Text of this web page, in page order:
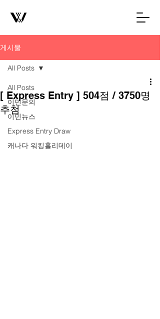
게시물
All Posts
이민문의
이민뉴스
Express Entry Draw
캐나다 워킹홀리데이
All Posts
[ Express Entry ] 504점 / 3750명
추첨